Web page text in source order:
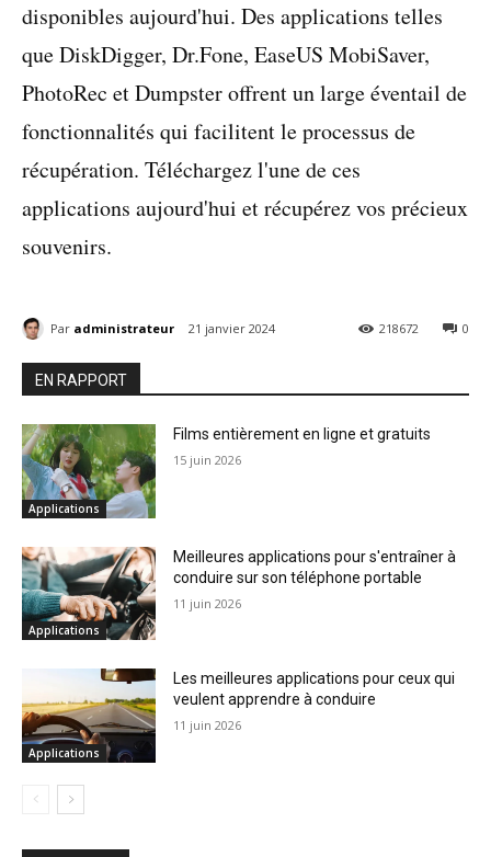
disponibles aujourd'hui. Des applications telles
que DiskDigger, Dr.Fone, EaseUS MobiSaver,
PhotoRec et Dumpster offrent un large éventail de
fonctionnalités qui facilitent le processus de
récupération. Téléchargez l'une de ces
applications aujourd'hui et récupérez vos précieux
souvenirs.
0
218672
Par administrateur 21 janvier 2024
EN RAPPORT
Applications
Films entièrement en ligne et gratuits
15 juin 2026
Applications
Meilleures applications pour s'entraîner à
conduire sur son téléphone portable
11 juin 2026
Applications
Les meilleures applications pour ceux qui
veulent apprendre à conduire
11 juin 2026